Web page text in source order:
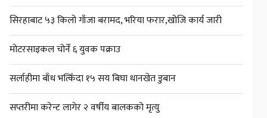
सिरहाबाट ५३ किलो गाँजा बरामद, भरिया फरार,खोजि कार्य जारी
मोटरसाइकल चोर्ने ६ युवक पक्राउ
सर्लाहीमा बाँध भत्किँदा १५ सय बिघा धानखेत डुबान
सप्तरीमा करेन्ट लागेर २ वर्षीय बालकको मृत्यु